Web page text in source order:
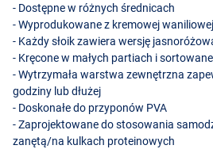
- Dostępne w różnych średnicach
- Wyprodukowane z kremowej
- Każdy słoik zawiera wersję
- Kręcone w małych partiach i
- Wytrzymała warstwa zewnętrzna
godziny lub dłużej
- Doskonałe do przyponów PVA
- Zaprojektowane do stosowania
zanętą/na kulkach proteinowych